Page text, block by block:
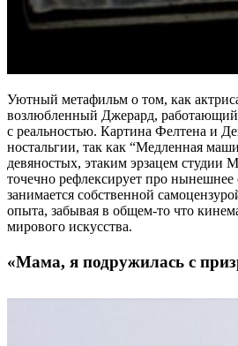
Уютный метафильм о том, как
возлюбленный Джерард,
с реальностью. Картина Фелтена и
ностальгии, так как “Медленная
девяностых, этаким эрзацем студии
точечно рефлексирует про нынешнее
занимается собственной
опыта, забывая в общем-то что
мирового искусства.
«Мама, я подружилась с